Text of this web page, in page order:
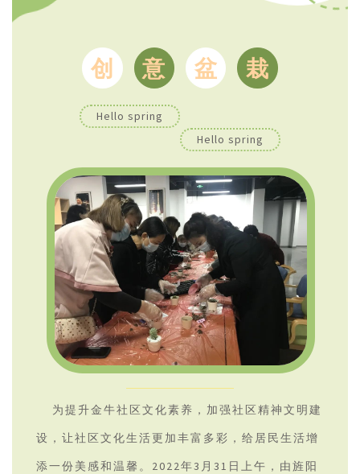
创 意 盆 栽
Hello spring
Hello spring
为提升金牛社区文化素养，加强社区精神文明建
设，让社区文化生活更加丰富多彩，给居民生活增
添一份美感和温馨 。2022年3月31日上午，由旌阳